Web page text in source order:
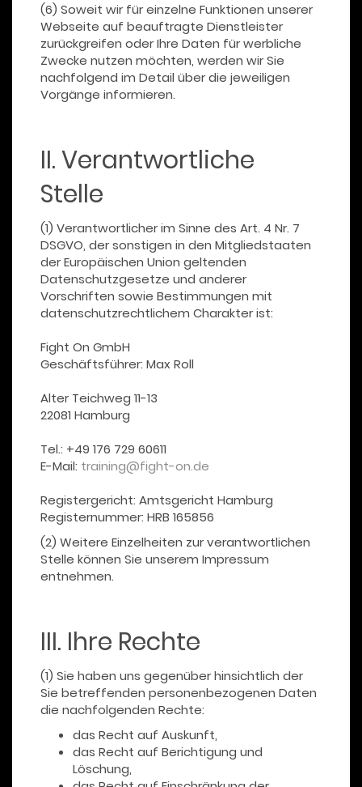
(6) Soweit wir für einzelne Funktionen unserer
Webseite auf beauftragte Dienstleister
zurückgreifen oder Ihre Daten für werbliche
Zwecke nutzen möchten, werden wir Sie
nachfolgend im Detail über die jeweiligen
Vorgänge informieren.
II. Verantwortliche
Stelle
(1) Verantwortlicher im Sinne des Art. 4 Nr. 7
DSGVO, der sonstigen in den Mitgliedstaaten
der Europäischen Union geltenden
Datenschutzgesetze und anderer
Vorschriften sowie Bestimmungen mit
datenschutzrechtlichem Charakter ist:
Fight On GmbH
Geschäftsführer: Max Roll
Alter Teichweg 11-13
22081 Hamburg
Tel.: +49 176 729 60611
E-Mail: training@fight-on.de
Registergericht: Amtsgericht Hamburg
Registernummer: HRB 165856
(2) Weitere Einzelheiten zur verantwortlichen
Stelle können Sie unserem Impressum
entnehmen.
III. Ihre Rechte
(1) Sie haben uns gegenüber hinsichtlich der
Sie betreffenden personenbezogenen Daten
die nachfolgenden Rechte:
das Recht auf Auskunft,
das Recht auf Berichtigung und
Löschung,